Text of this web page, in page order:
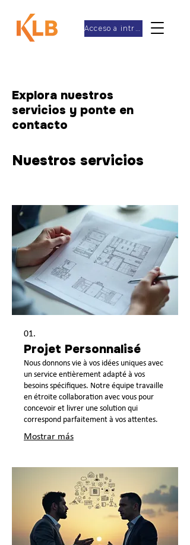
Acceso a intranet
Explora nuestros
servicios y ponte en
contacto
Nuestros servicios
01.
Projet Personnalisé
Nous donnons vie à vos idées uniques avec
un service entièrement adapté à vos
besoins spécifiques. Notre équipe travaille
en étroite collaboration avec vous pour
concevoir et livrer une solution qui
correspond parfaitement à vos attentes.
Mostrar más